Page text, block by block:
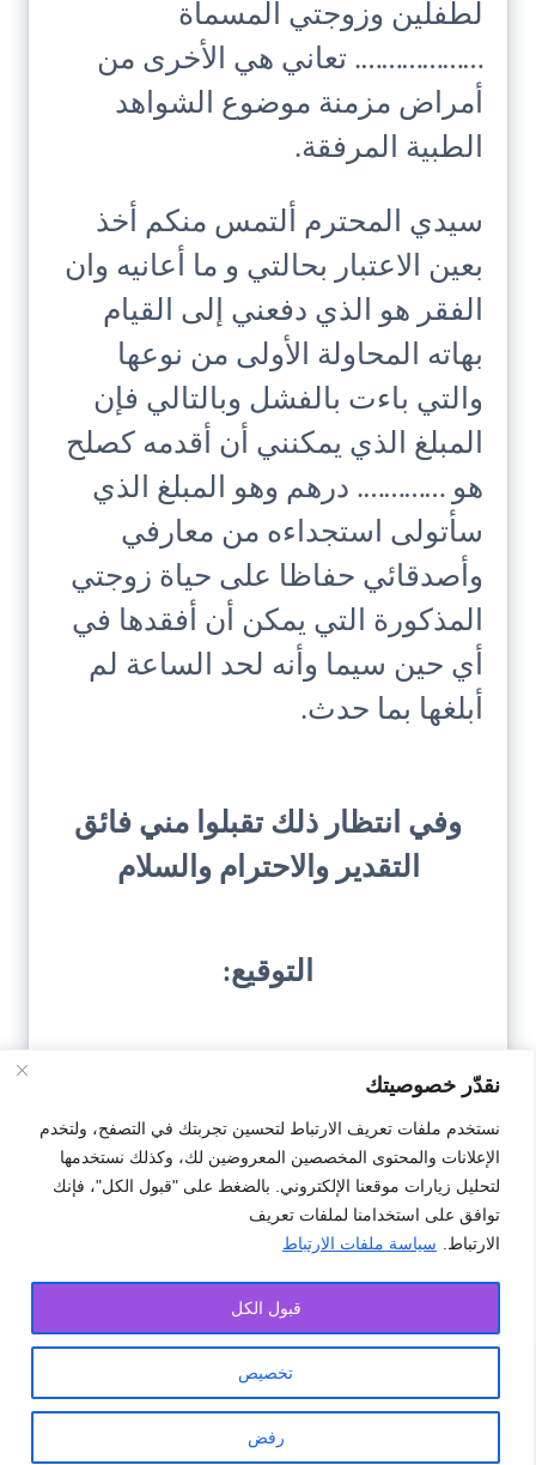
نقدّر خصوصيتك
نستخدم ملفات تعريف الارتباط لتحسين تجربتك في التصفح، ولتخدم
الإعلانات والمحتوى المخصصين المعروضين لك، وكذلك نستخدمها
لتحليل زيارات موقعنا الإلكتروني. بالضغط على "قبول الكل"، فإنك
توافق على استخدامنا لملفات تعريف
الارتباط.
سياسة ملفات الارتباط
تخصيص
رفض
قبول الكل
لطفلين وزوجتي المسماة
………………. تعاني هي الأخرى من
أمراض مزمنة موضوع الشواهد
الطبية المرفقة.
سيدي المحترم ألتمس منكم أخذ
بعين الاعتبار بحالتي و ما أعانيه وان
الفقر هو الذي دفعني إلى القيام
بهاته المحاولة الأولى من نوعها
والتي باءت بالفشل وبالتالي فإن
المبلغ الذي يمكنني أن أقدمه كصلح
هو …………. درهم وهو المبلغ الذي
سأتولى استجداءه من معارفي
وأصدقائي حفاظا على حياة زوجتي
المذكورة التي يمكن أن أفقدها في
أي حين سيما وأنه لحد الساعة لم
أبلغها بما حدث.
وفي انتظار ذلك تقبلوا مني فائق
التقدير والاحترام والسلام
التوقيع:
تحميل النمودج
#استعطافي #طلب